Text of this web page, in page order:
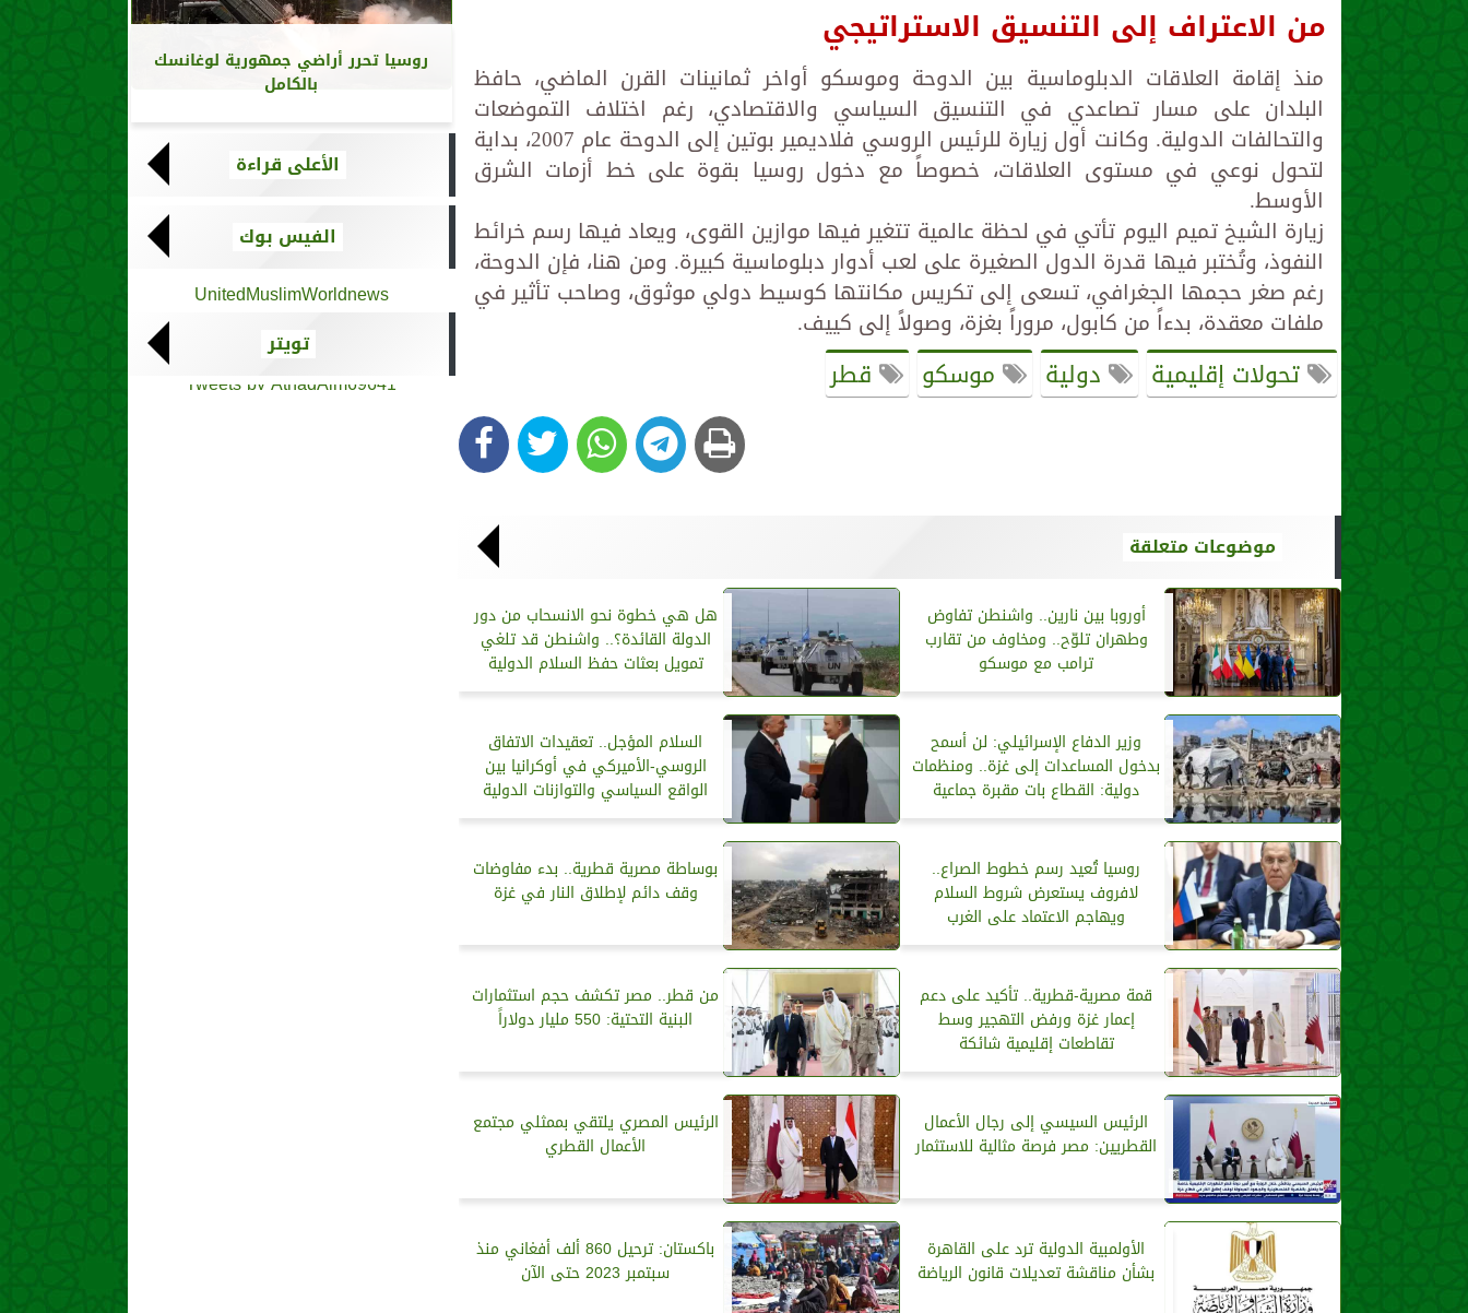
من الاعتراف إلى التنسيق الاستراتيجي
منذ إقامة العلاقات الدبلوماسية بين الدوحة وموسكو أواخر ثمانينات القرن الماضي، حافظ
البلدان على مسار تصاعدي في التنسيق السياسي والاقتصادي، رغم اختلاف التموضعات
والتحالفات الدولية. وكانت أول زيارة للرئيس الروسي فلاديمير بوتين إلى الدوحة عام 2007، بداية
لتحول نوعي في مستوى العلاقات، خصوصاً مع دخول روسيا بقوة على خط أزمات الشرق
الأوسط.
زيارة الشيخ تميم اليوم تأتي في لحظة عالمية تتغير فيها موازين القوى، ويعاد فيها رسم خرائط
النفوذ، وتُختبر فيها قدرة الدول الصغيرة على لعب أدوار دبلوماسية كبيرة. ومن هنا، فإن الدوحة،
رغم صغر حجمها الجغرافي، تسعى إلى تكريس مكانتها كوسيط دولي موثوق، وصاحب تأثير في
ملفات معقدة، بدءاً من كابول، مروراً بغزة، وصولاً إلى كييف.
تحولات إقليمية دولية موسكو قطر
موضوعات متعلقة
أوروبا بين نارين.. واشنطن تفاوض
وطهران تلوّح.. ومخاوف من تقارب
ترامب مع موسكو
هل هي خطوة نحو الانسحاب من دور
الدولة القائدة؟.. واشنطن قد تلغي
تمويل بعثات حفظ السلام الدولية
وزير الدفاع الإسرائيلي: لن أسمح
بدخول المساعدات إلى غزة.. ومنظمات
دولية: القطاع بات مقبرة جماعية
السلام المؤجل.. تعقيدات الاتفاق
الروسي-الأميركي في أوكرانيا بين
الواقع السياسي والتوازنات الدولية
روسيا تُعيد رسم خطوط الصراع..
لافروف يستعرض شروط السلام
ويهاجم الاعتماد على الغرب
بوساطة مصرية قطرية.. بدء مفاوضات
وقف دائم لإطلاق النار في غزة
قمة مصرية-قطرية.. تأكيد على دعم
إعمار غزة ورفض التهجير وسط
تقاطعات إقليمية شائكة
من قطر.. مصر تكشف حجم استثمارات
البنية التحتية: 550 مليار دولاراً
الرئيس السيسي إلى رجال الأعمال
القطريين: مصر فرصة مثالية للاستثمار
الرئيس المصري يلتقي بممثلي مجتمع
الأعمال القطري
الأولمبية الدولية ترد على القاهرة
بشأن مناقشة تعديلات قانون الرياضة
باكستان: ترحيل 860 ألف أفغاني منذ
سبتمبر 2023 حتى الآن
روسيا تحرر أراضي جمهورية لوغانسك
بالكامل
الأعلى قراءة
الفيس بوك
UnitedMuslimWorldnews
تويتر
Tweets by AthadAlm69641